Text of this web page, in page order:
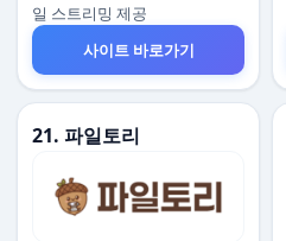
일 스트리밍 제공
사이트 바로가기
21. 파일토리